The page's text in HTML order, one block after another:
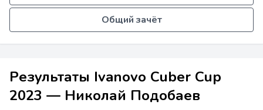
Общий зачёт
Результаты Ivanovo Cuber Cup
2023 — Николай Подобаев